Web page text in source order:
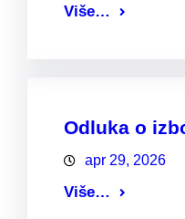
Više…
Odluka o
apr 29, 2026
Više…